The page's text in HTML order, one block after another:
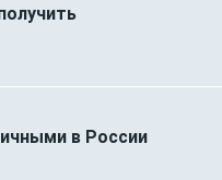
в России